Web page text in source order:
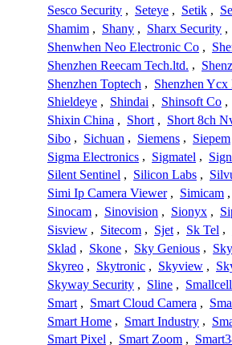
Sesco Security , Seteye , Setik ,
Shamim , Shany , Sharx Security ,
Shenwhen Neo Electronic Co ,
Shenzhen Reecam Tech.ltd. ,
Shenzhen Toptech , Shenzhen Ycx
Shieldeye , Shindai , Shinsoft Co ,
Shixin China , Short , Short 8ch
Sibo , Sichuan , Siemens , Siepem
Sigma Electronics , Sigmatel ,
Silent Sentinel , Silicon Labs ,
Simi Ip Camera Viewer , Simicam ,
Sinocam , Sinovision , Sionyx ,
Sisview , Sitecom , Sjet , Sk Tel ,
Sklad , Skone , Sky Genious ,
Skyreo , Skytronic , Skyview ,
Skyway Security , Sline , Smallcell
Smart , Smart Cloud Camera ,
Smart Home , Smart Industry ,
Smart Pixel , Smart Zoom ,